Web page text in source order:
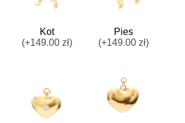
Kot
(+149.00 zł)
Pies
(+149.00 zł)